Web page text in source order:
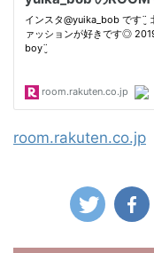
room.rakuten.co.jp